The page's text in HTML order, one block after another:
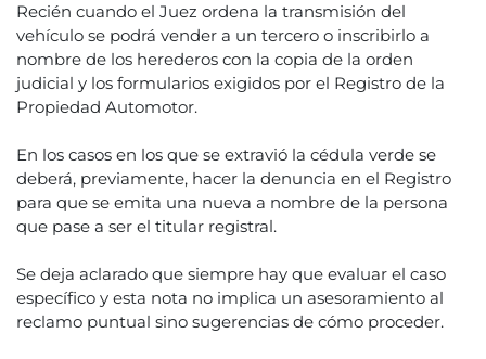
Recién cuando el Juez ordena la transmisión del
vehículo se podrá vender a un tercero o inscribirlo a
nombre de los herederos con la copia de la orden
judicial y los formularios exigidos por el Registro de la
Propiedad Automotor.
En los casos en los que se extravió la cédula verde se
deberá, previamente, hacer la denuncia en el Registro
para que se emita una nueva a nombre de la persona
que pase a ser el titular registral.
Se deja aclarado que siempre hay que evaluar el caso
específico y esta nota no implica un asesoramiento al
reclamo puntual sino sugerencias de cómo proceder.